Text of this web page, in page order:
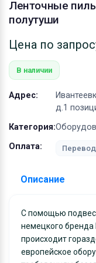
Ленточные
полутуши
Цена по
В наличии
Адрес:
д.1
Категория:
Оплата:
Перевод
Описание
С помощью подвесных ленточных электропил от
немецкого бренда
происходит
европейское
Условия и
Доставка
Материалы